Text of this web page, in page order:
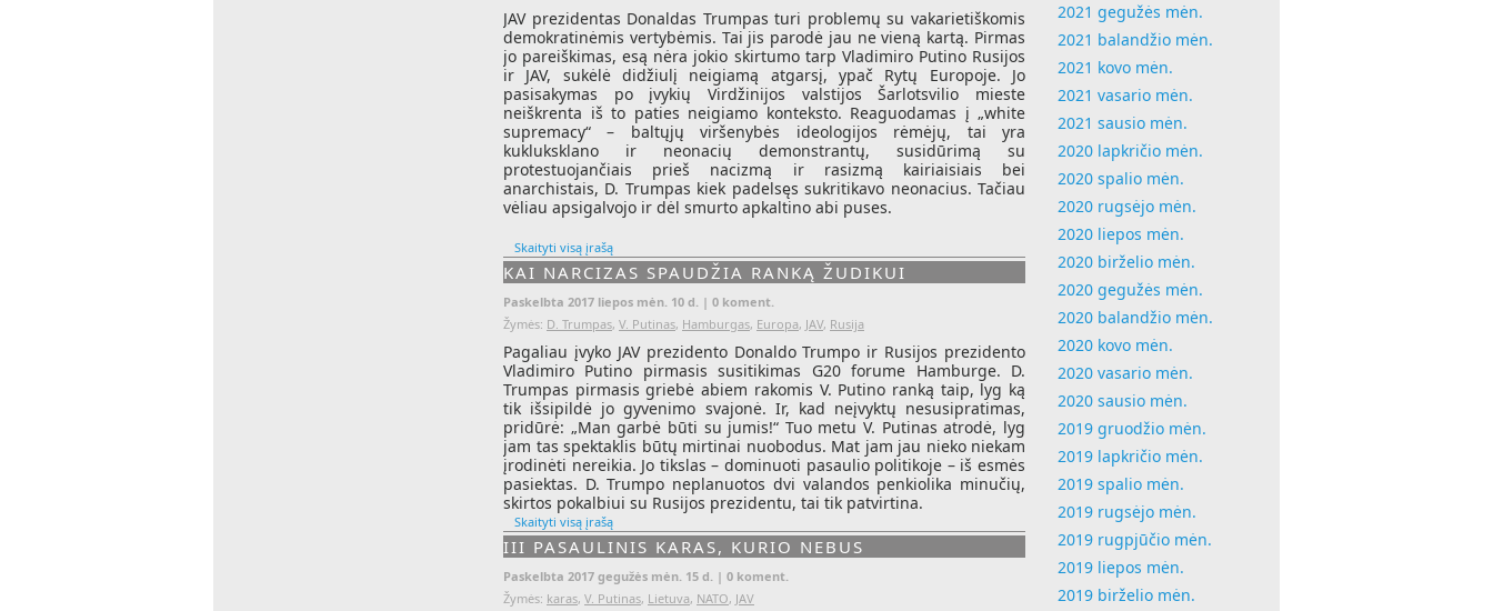
JAV prezidentas Donaldas Trumpas turi problemų su vakarietiškomis
demokratinėmis vertybėmis. Tai jis parodė jau ne vieną kartą. Pirmas
jo pareiškimas, esą nėra jokio skirtumo tarp Vladimiro Putino Rusijos
ir JAV, sukėlė didžiulį neigiamą atgarsį, ypač Rytų Europoje. Jo
pasisakymas po įvykių Virdžinijos valstijos Šarlotsvilio mieste
neiškrenta iš to paties neigiamo konteksto. Reaguodamas į „white
supremacy“ – baltųjų viršenybės ideologijos rėmėjų, tai yra
kukluksklano ir neonacių demonstrantų, susidūrimą su
protestuojančiais prieš nacizmą ir rasizmą kairiaisiais bei
anarchistais, D. Trumpas kiek padelsęs sukritikavo neonacius. Tačiau
vėliau apsigalvojo ir dėl smurto apkaltino abi puses.
Skaityti visą įrašą
KAI NARCIZAS SPAUDŽIA RANKĄ ŽUDIKUI
Paskelbta 2017 liepos mėn. 10 d. | 0 koment.
Žymės: D. Trumpas, V. Putinas, Hamburgas, Europa, JAV, Rusija
Pagaliau įvyko JAV prezidento Donaldo Trumpo ir Rusijos prezidento
Vladimiro Putino pirmasis susitikimas G20 forume Hamburge. D.
Trumpas pirmasis griebė abiem rakomis V. Putino ranką taip, lyg ką
tik išsipildė jo gyvenimo svajonė. Ir, kad neįvyktų nesusipratimas,
pridūrė: „Man garbė būti su jumis!“ Tuo metu V. Putinas atrodė, lyg
jam tas spektaklis būtų mirtinai nuobodus. Mat jam jau nieko niekam
įrodinėti nereikia. Jo tikslas – dominuoti pasaulio politikoje – iš esmės
pasiektas. D. Trumpo neplanuotos dvi valandos penkiolika minučių,
skirtos pokalbiui su Rusijos prezidentu, tai tik patvirtina.
Skaityti visą įrašą
III PASAULINIS KARAS, KURIO NEBUS
Paskelbta 2017 gegužės mėn. 15 d. | 0 koment.
Žymės: karas, V. Putinas, Lietuva, NATO, JAV
2021 gegužės mėn.
2021 balandžio mėn.
2021 kovo mėn.
2021 vasario mėn.
2021 sausio mėn.
2020 lapkričio mėn.
2020 spalio mėn.
2020 rugsėjo mėn.
2020 liepos mėn.
2020 birželio mėn.
2020 gegužės mėn.
2020 balandžio mėn.
2020 kovo mėn.
2020 vasario mėn.
2020 sausio mėn.
2019 gruodžio mėn.
2019 lapkričio mėn.
2019 spalio mėn.
2019 rugsėjo mėn.
2019 rugpjūčio mėn.
2019 liepos mėn.
2019 birželio mėn.